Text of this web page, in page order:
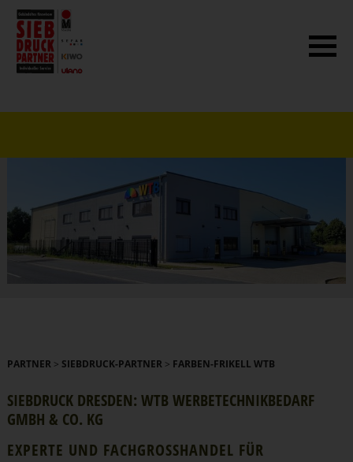
PARTNER > SIEBDRUCK-PARTNER > FARBEN-FRIKELL WTB
SIEBDRUCK DRESDEN: WTB WERBE­TECH­NIK­BEDARF
GMBH & CO. KG
EXPERTE UND FACHGRO­SSHANDEL FÜR S